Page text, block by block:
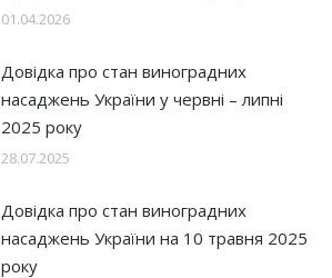
01.04.2026
Довідка про стан виноградних
насаджень України у червні – липні
2025 року
28.07.2025
Довідка про стан виноградних
насаджень України на 10 травня 2025
року